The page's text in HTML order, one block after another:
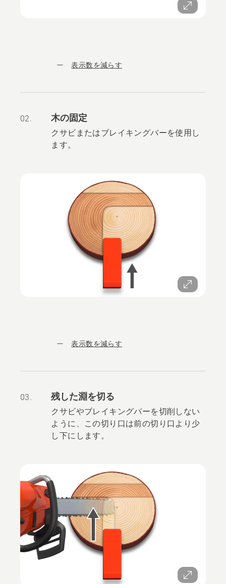
表示数を減らす
02. 木の固定
クサビまたはブレイキングバーを使用し
ます。
表示数を減らす
03. 残した淵を切る
クサビやブレイキングバーを切削しない
ように、この切り口は前の切り口より少
し下にします。